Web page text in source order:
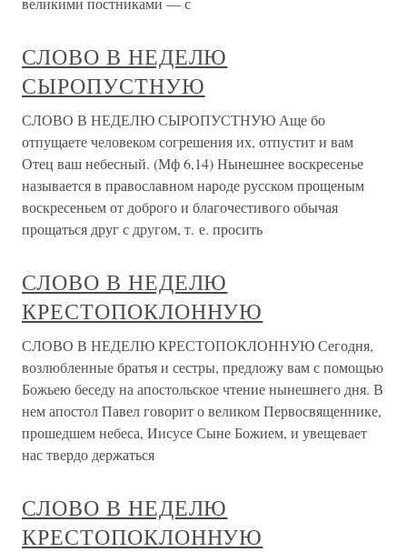
СЛОВО В НЕДЕЛЮ
СЫРОПУСТНУЮ
СЛОВО В НЕДЕЛЮ СЫРОПУСТНУЮ Аще бо
отпущаете человеком согрешения их, отпустит и вам
Отец ваш небесный. (Мф 6,14) Нынешнее воскресенье
называется в православном народе русском прощеным
воскресеньем от доброго и благочестивого обычая
прощаться друг с другом, т. е. просить
СЛОВО В НЕДЕЛЮ
КРЕСТОПОКЛОННУЮ
СЛОВО В НЕДЕЛЮ КРЕСТОПОКЛОННУЮ Сегодня,
возлюбленные братья и сестры, предложу вам с помощью
Божьею беседу на апостольское чтение нынешнего дня. В
нем апостол Павел говорит о великом Первосвященнике,
прошедшем небеса, Иисусе Сыне Божием, и увещевает
нас твердо держаться
СЛОВО В НЕДЕЛЮ
КРЕСТОПОКЛОННУЮ